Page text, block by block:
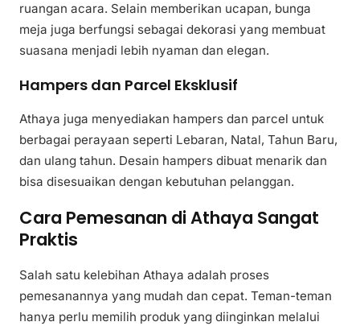
ruangan acara. Selain memberikan ucapan, bunga
meja juga berfungsi sebagai dekorasi yang membuat
suasana menjadi lebih nyaman dan elegan.
Hampers dan Parcel Eksklusif
Athaya juga menyediakan hampers dan parcel untuk
berbagai perayaan seperti Lebaran, Natal, Tahun Baru,
dan ulang tahun. Desain hampers dibuat menarik dan
bisa disesuaikan dengan kebutuhan pelanggan.
Cara Pemesanan di Athaya Sangat
Praktis
Salah satu kelebihan Athaya adalah proses
pemesanannya yang mudah dan cepat. Teman-teman
hanya perlu memilih produk yang diinginkan melalui